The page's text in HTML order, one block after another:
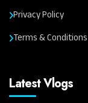
Privacy Policy
Terms & Conditions
Latest Vlogs